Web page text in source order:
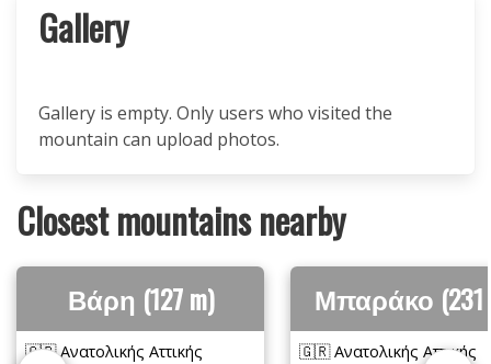
Gallery
Gallery is empty. Only users who visited the
mountain can upload photos.
Closest mountains nearby
Βάρη (127 m)
🇬🇷 Ανατολικής Αττικής
Μπαράκο (231
🇬🇷 Ανατολικής Αττικής